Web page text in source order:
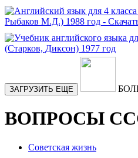
ЗАГРУЗИТЬ ЕЩЕ
ВОПРОСЫ
Советская жизнь